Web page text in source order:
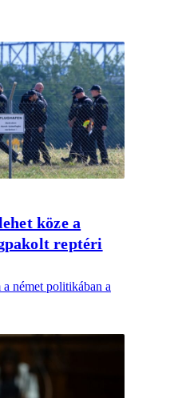
köze a
reptéri
német politikában a